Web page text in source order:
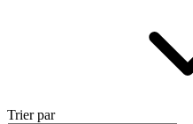
Trier par